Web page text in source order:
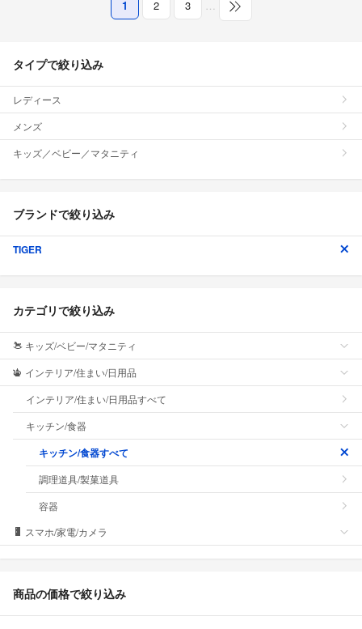
1 2 3 …
タイプで絞り込み
レディース
メンズ
キッズ／ベビー／マタニティ
ブランドで絞り込み
TIGER
カテゴリで絞り込み
キッズ/ベビー/マタニティ
インテリア/住まい/日用品
インテリア/住まい/日用品すべて
キッチン/食器
キッチン/食器すべて
調理道具/製菓道具
容器
スマホ/家電/カメラ
商品の価格で絞り込み